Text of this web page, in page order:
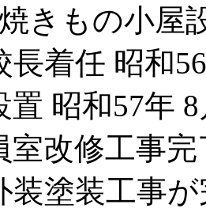
きもの小屋
長着任 昭和
置 昭和57年
室改修工事
装塗装工事